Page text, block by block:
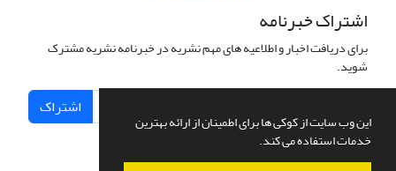
این وب سایت از کوکی ها برای اطمینان از ارائه بهترین
خدمات استفاده می کند.
اشتراک خبرنامه
برای دریافت اخبار و اطلاعیه های مهم نشریه در خبرنامه نشریه مشترک
شوید.
اشتراک